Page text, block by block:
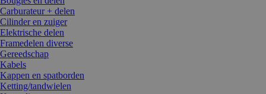
Carburateur + delen
Cilinder en zuiger
Elektrische delen
Framedelen diverse
Gereedschap
Kabels
Kappen en spatborden
Ketting/tandwielen